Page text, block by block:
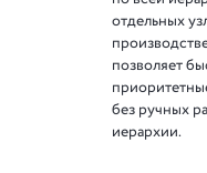
отдельных
позволяет
без ручных
иерархии.